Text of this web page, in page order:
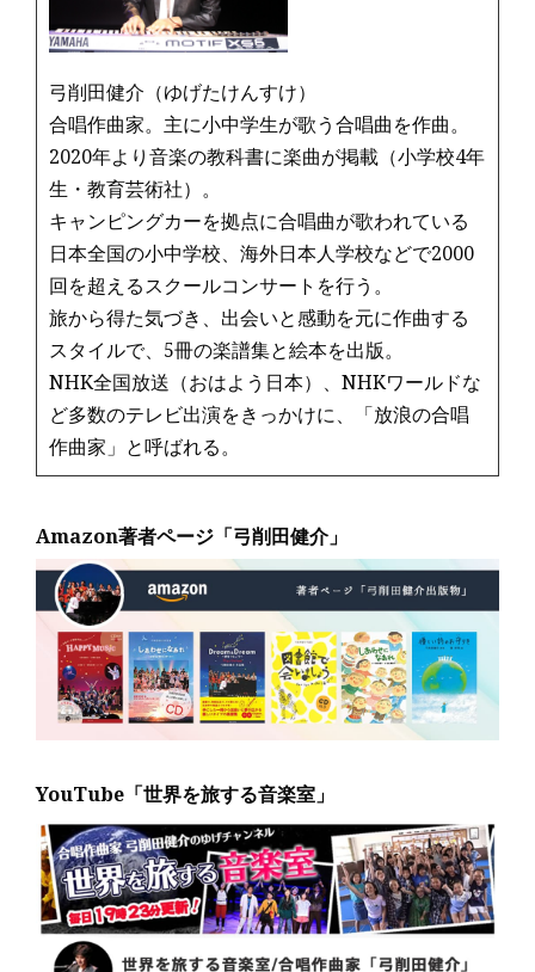
弓削田健介（ゆげたけんすけ）
合唱作曲家。主に小中学生が歌う合唱曲を作曲。
2020年より音楽の教科書に楽曲が掲載（小学校4年
生・教育芸術社）。
キャンピングカーを拠点に合唱曲が歌われている
日本全国の小中学校、海外日本人学校などで2000
回を超えるスクールコンサートを行う。
旅から得た気づき、出会いと感動を元に作曲する
スタイルで、5冊の楽譜集と絵本を出版。
NHK全国放送（おはよう日本）、NHKワールドな
ど多数のテレビ出演をきっかけに、「放浪の合唱
作曲家」と呼ばれる。
Amazon著者ページ「弓削田健介」
YouTube「世界を旅する音楽室」